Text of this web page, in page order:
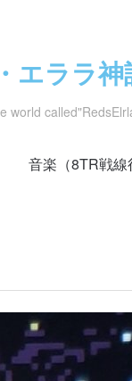
エララ神
world
音楽（8TR戦線